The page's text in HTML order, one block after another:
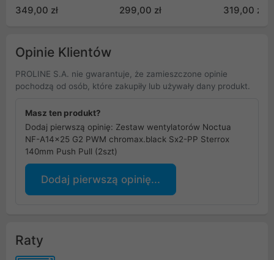
349,00 zł 299,00 zł 319,00 zł
Opinie Klientów
PROLINE S.A. nie gwarantuje, że zamieszczone opinie
pochodzą od osób, które zakupiły lub używały dany produkt.
Masz ten produkt?
Dodaj pierwszą opinię: Zestaw wentylatorów Noctua
NF-A14x25 G2 PWM chromax.black Sx2-PP Sterrox
140mm Push Pull (2szt)
Dodaj pierwszą opinię...
Raty